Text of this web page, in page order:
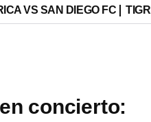
VS SAN DIEGO FC
concierto: